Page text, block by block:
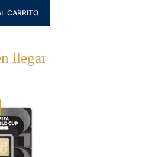
CARRITO
llegar